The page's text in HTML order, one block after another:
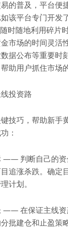
的普及，平台便
该平台专门开发
时随地利用碎片
市场的时间灵活
据公布等重要时
助用户抓住市场
投资路
技巧，帮助新手
：
—— 判断自己的资
追涨杀跌。确定
计划。
—— 在保证主线资
批建仓和止盈策